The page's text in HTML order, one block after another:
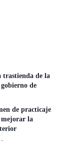
trastienda de la
de
de practicaje
mejorar la